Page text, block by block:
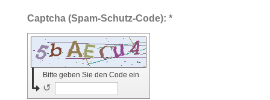
Captcha (Spam-Schutz-Code): *
Bitte geben Sie den Code ein
↺